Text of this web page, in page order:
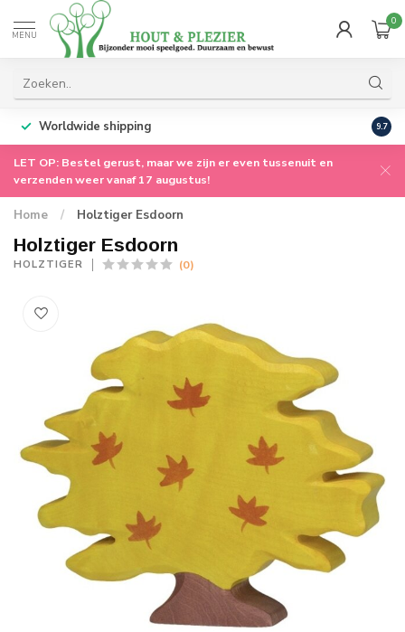
MENU
0
Worldwide shipping 9.7
LET OP: Bestel gerust, maar we zijn er even tussenuit en
verzenden weer vanaf 17 augustus!
Home / Holztiger Esdoorn
Holztiger Esdoorn
HOLZTIGER (0)